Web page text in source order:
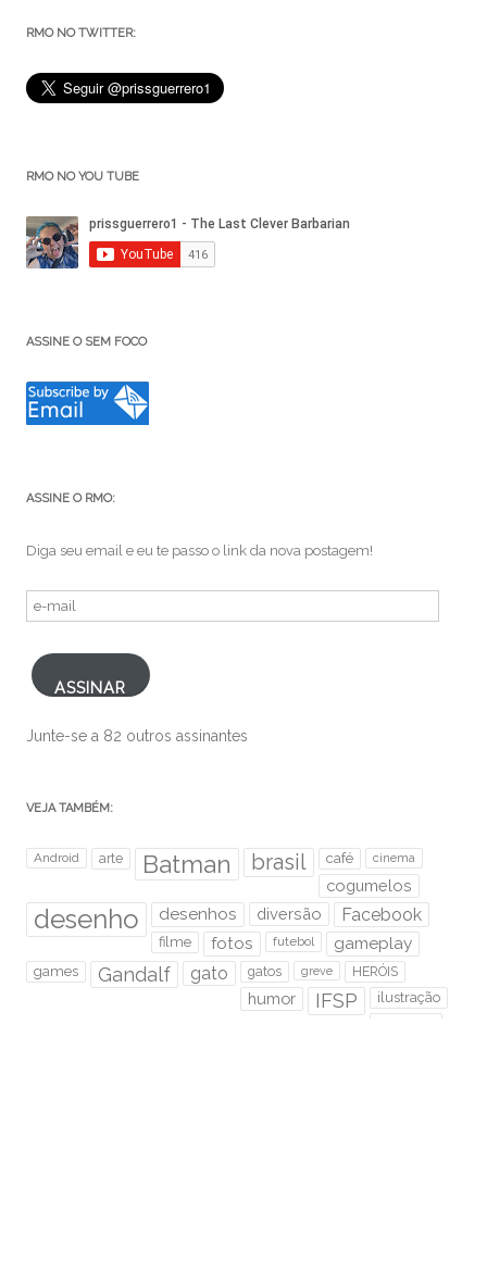
RMO NO TWITTER:
RMO NO YOU TUBE
ASSINE O SEM FOCO
ASSINE O RMO:
Diga seu email e eu te passo o link da nova postagem!
e-
ASSINAR
Junte-se a 82 outros assinantes
VEJA TAMBÉM:
Android arte Batman brasil café cinema
cogumelos
desenho desenhos diversão Facebook
filme fotos futebol gameplay
games Gandalf gato gatos greve HERÓIS
humor IFSP ilustração